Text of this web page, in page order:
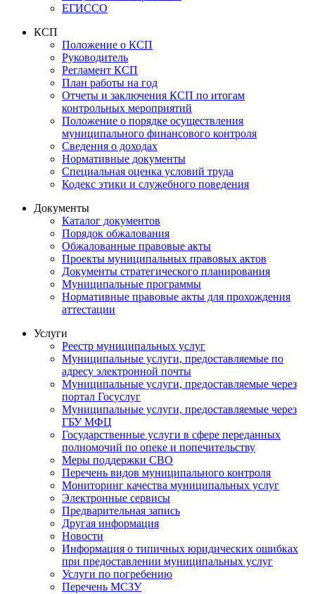
ЕГИССО
КСП
Положение о КСП
Руководитель
Регламент КСП
План работы на год
Отчеты и заключения КСП по итогам
контрольных мероприятий
Положение о порядке осуществления
муниципального финансового контроля
Сведения о доходах
Нормативные документы
Специальная оценка условий труда
Кодекс этики и служебного поведения
Документы
Каталог документов
Порядок обжалования
Обжалованные правовые акты
Проекты муниципальных правовых актов
Документы стратегического планирования
Муниципальные программы
Нормативные правовые акты для прохождения
аттестации
Услуги
Реестр муниципальных услуг
Муниципальные услуги, предоставляемые по
адресу электронной почты
Муниципальные услуги, предоставляемые через
портал Госуслуг
Муниципальные услуги, предоставляемые через
ГБУ МФЦ
Государственные услуги в сфере переданных
полномочий по опеке и попечительству
Меры поддержки СВО
Перечень видов муниципального контроля
Мониторинг качества муниципальных услуг
Электронные сервисы
Предварительная запись
Другая информация
Новости
Информация о типичных юридических ошибках
при предоставлении муниципальных услуг
Услуги по погребению
Перечень МСЗУ